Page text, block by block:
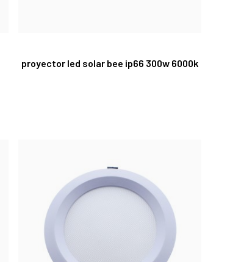
proyector led solar bee ip66 300w 6000k